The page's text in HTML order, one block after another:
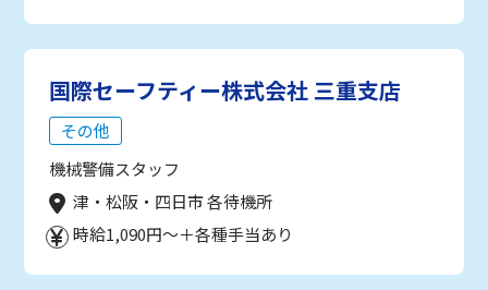
国際セーフティー株式会社 三重支店
その他
機械警備スタッフ
津・松阪・四日市 各待機所
時給1,090円～＋各種手当あり